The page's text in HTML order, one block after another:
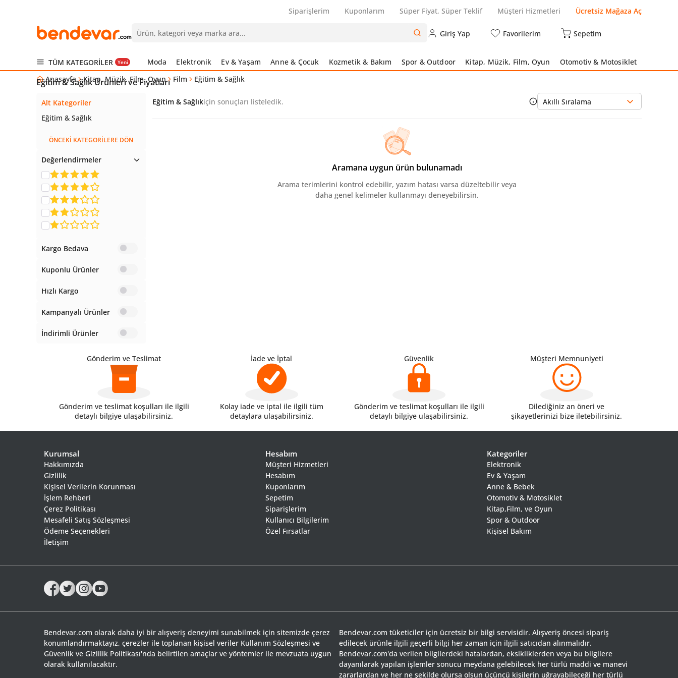
Siparişlerim Kuponlarım Süper Fiyat, Süper Teklif Müşteri Hizmetleri Ücretsiz Mağaza Aç
Giriş Yap Favorilerim Sepetim
TÜM KATEGORİLER Yeni Moda Elektronik Ev & Yaşam Anne & Çocuk Kozmetik & Bakım Spor & Outdoor Kitap, Müzik, Film, Oyun
Otomotiv & Motosiklet
Anasayfa
Kitap, Müzik, Film, Oyun Film Eğitim & Sağlık
Eğitim & Sağlık Ürünleri ve Fiyatları
Alt Kategoriler
Eğitim & Sağlık
ÖNCEKİ KATEGORİLERE DÖN
Değerlendirmeler
Kargo Bedava
Kuponlu Ürünler
Hızlı Kargo
Kampanyalı Ürünler
İndirimli Ürünler
Eğitim & Sağlıkiçin sonuçları listeledik. Akıllı Sıralama
Aramana uygun ürün bulunamadı
Arama terimlerini kontrol edebilir, yazım hatası varsa düzeltebilir veya
daha genel kelimeler kullanmayı deneyebilirsin.
Gönderim ve Teslimat
Gönderim ve teslimat koşulları ile ilgili
detaylı bilgiye ulaşabilirsiniz.
İade ve İptal
Kolay iade ve iptal ile ilgili tüm
detaylara ulaşabilirsiniz.
Güvenlik
Gönderim ve teslimat koşulları ile ilgili
detaylı bilgiye ulaşabilirsiniz.
Müşteri Memnuniyeti
Dilediğiniz an öneri ve
şikayetlerinizi bize iletebilirsiniz.
Kurumsal
Hakkımızda
Gizlilik
Kişisel Verilerin Korunması
İşlem Rehberi
Çerez Politikası
Mesafeli Satış Sözleşmesi
Ödeme Seçenekleri
İletişim
Hesabım
Müşteri Hizmetleri
Hesabım
Kuponlarım
Sepetim
Siparişlerim
Kullanıcı Bilgilerim
Özel Fırsatlar
Kategoriler
Elektronik
Ev & Yaşam
Anne & Bebek
Otomotiv & Motosiklet
Kitap,Film, ve Oyun
Spor & Outdoor
Kişisel Bakım
Bendevar.com olarak daha iyi bir alışveriş deneyimi sunabilmek için sitemizde çerez
konumlandırmaktayız, çerezler ile toplanan kişisel veriler Kullanım Sözleşmesi ve
Güvenlik ve Gizlilik Politikası'nda belirtilen amaçlar ve yöntemler ile mevzuata uygun
olarak kullanılacaktır.
Bendevar.com tüketiciler için ücretsiz bir bilgi servisidir. Alışveriş öncesi sipariş
edilecek ürünle ilgili geçerli bilgi her zaman için ilgili satıcıdan alınmalıdır.
Bendevar.com'da verilen bilgilerdeki hatalardan, eksikliklerden veya bu bilgilere
dayanılarak yapılan işlemler sonucu meydana gelebilecek her türlü maddi ve manevi
zararlardan ve her ne şekilde olursa olsun üçüncü kişilerin uğrayabileceği her türlü